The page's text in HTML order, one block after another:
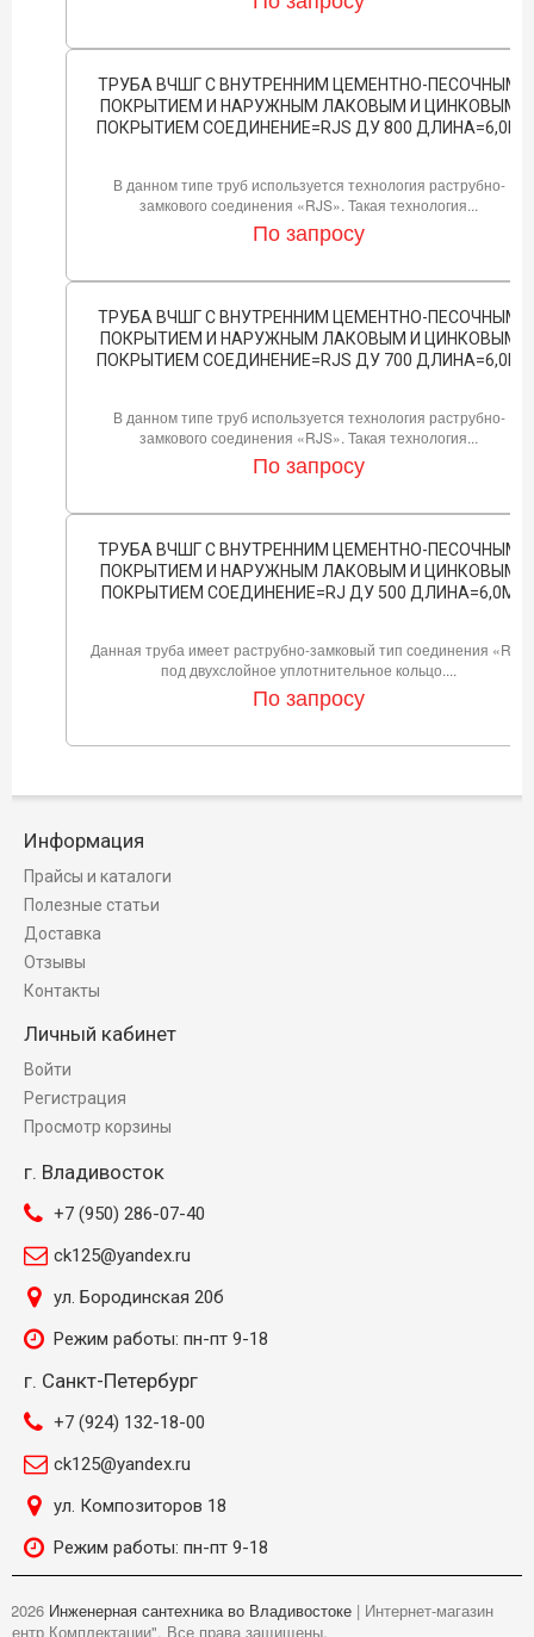
ТРУБА ВЧШГ С ВНУТРЕННИМ ЦЕМЕНТНО-ПЕСОЧНЫМ
ПОКРЫТИЕМ И НАРУЖНЫМ ЛАКОВЫМ И ЦИНКОВЫМ
ПОКРЫТИЕМ СОЕДИНЕНИЕ=RJS ДУ 800 ДЛИНА=6,0М
В данном типе труб используется технология раструбно-
замкового соединения «RJS». Такая технология...
По запросу
ТРУБА ВЧШГ С ВНУТРЕННИМ ЦЕМЕНТНО-ПЕСОЧНЫМ
ПОКРЫТИЕМ И НАРУЖНЫМ ЛАКОВЫМ И ЦИНКОВЫМ
ПОКРЫТИЕМ СОЕДИНЕНИЕ=RJS ДУ 700 ДЛИНА=6,0М
В данном типе труб используется технология раструбно-
замкового соединения «RJS». Такая технология...
По запросу
ТРУБА ВЧШГ С ВНУТРЕННИМ ЦЕМЕНТНО-ПЕСОЧНЫМ
ПОКРЫТИЕМ И НАРУЖНЫМ ЛАКОВЫМ И ЦИНКОВЫМ
ПОКРЫТИЕМ СОЕДИНЕНИЕ=RJ ДУ 500 ДЛИНА=6,0М
Данная труба имеет раструбно-замковый тип соединения «RJ»
под двухслойное уплотнительное кольцо....
По запросу
Информация
Прайсы и каталоги
Полезные статьи
Доставка
Отзывы
Контакты
Личный кабинет
Войти
Регистрация
Просмотр корзины
г. Владивосток
+7 (950) 286-07-40
ck125@yandex.ru
ул. Бородинская 20б
Режим работы: пн-пт 9-18
г. Санкт-Петербург
+7 (924) 132-18-00
ck125@yandex.ru
ул. Композиторов 18
Режим работы: пн-пт 9-18
2026 Инженерная сантехника во Владивостоке| Интернет-магазин
Комплектации". Все права защищены.